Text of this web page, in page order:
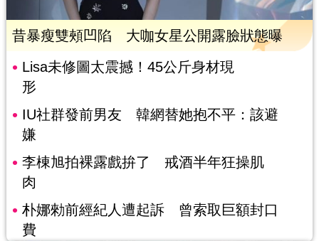
昔暴瘦雙頰凹陷 大咖女星公開露臉狀態曝
Lisa未修圖太震撼！45公斤身材現
形
IU社群發前男友 韓網替她抱不平：該避
嫌
李棟旭拍裸露戲拚了 戒酒半年狂操肌
肉
朴娜勑前經紀人遭起訴 曾索取巨額封口
費